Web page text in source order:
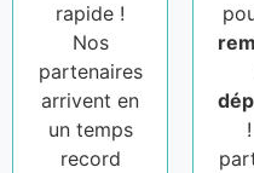
rapide !
Nos
partenaires
arrivent en
un temps
record